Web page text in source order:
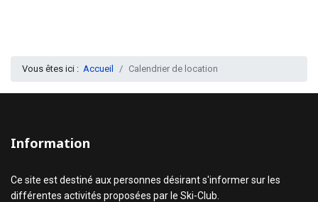
Vous êtes ici : Accueil Calendrier de location
Information
Ce site est destiné aux personnes désirant s'informer sur les
différentes activités proposées par le Ski-Club.